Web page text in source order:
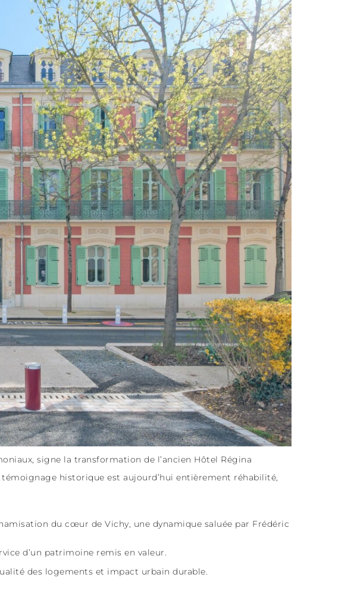
signe la transformation de l’ancien Hôtel Régina
historique est aujourd’hui entièrement réhabilité,
du cœur de Vichy, une dynamique saluée par Frédéric
d’un patrimoine remis en valeur.
des logements et impact urbain durable.